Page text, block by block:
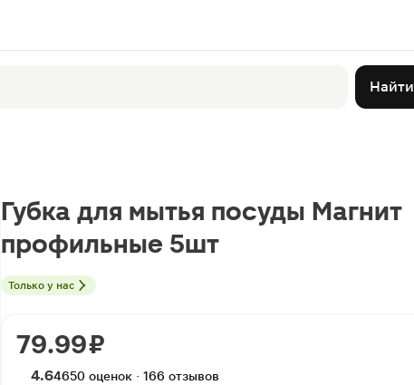
Найти
Только у нас
Губка для мытья посуды Магнит
профильные 5шт
79.99 ₽
4.64650 оценок · 166 отзывов